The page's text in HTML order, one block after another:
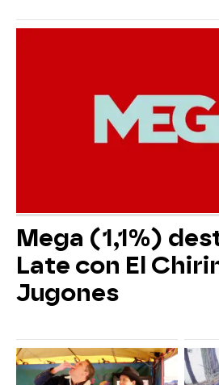
Mega (1,1%)
Late con El
Jugones